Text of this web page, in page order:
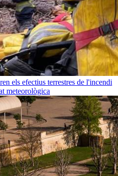
els efectius terrestres de l'incendi
meteorològica